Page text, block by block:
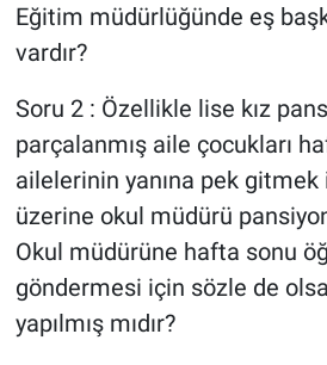
Eğitim müdürlüğünde eş
vardır?
Soru 2 : Özellikle lise kız
parçalanmış aile çocukları
ailelerinin yanına pek
üzerine okul müdürü
Okul müdürüne hafta sonu
göndermesi için sözle de
yapılmış mıdır?